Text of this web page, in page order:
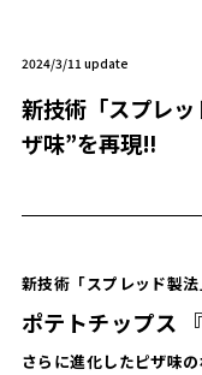
2024/3/11 update
新技術「スプレ
ザ味”を再現‼
新技術「スプレッド製
ポテトチップス
さらに進化したピザ味